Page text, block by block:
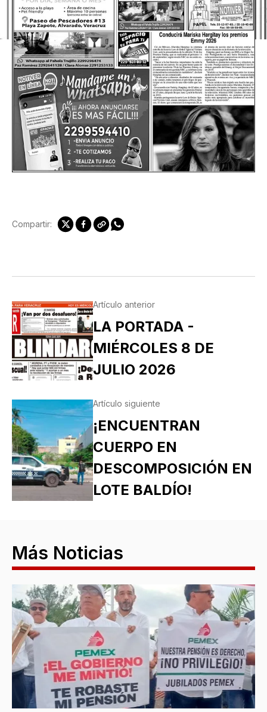
Compartir:
Artículo anterior
LA PORTADA -
MIÉRCOLES 8 DE
JULIO 2026
Artículo siguiente
¡ENCUENTRAN
CUERPO EN
DESCOMPOSICIÓN EN
LOTE BALDÍO!
Más Noticias